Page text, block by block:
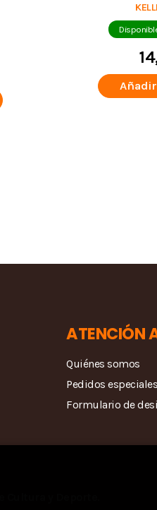
ATENCIÓN
Quiénes somos
Pedidos especiales
Formulario de
y Deporte.